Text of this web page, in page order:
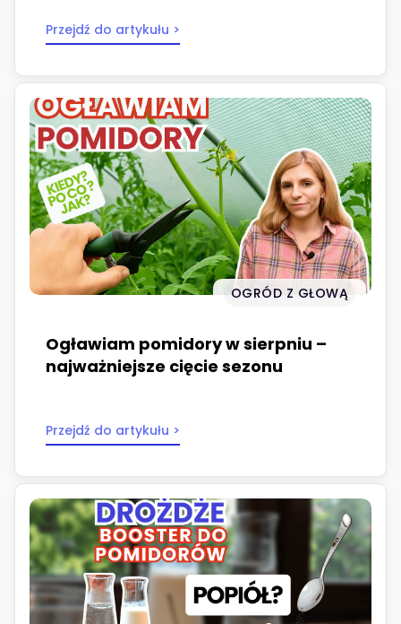
Przejdź do artykułu >
OGRÓD Z GŁOWĄ
Ogławiam pomidory w sierpniu –
najważniejsze cięcie sezonu
Przejdź do artykułu >